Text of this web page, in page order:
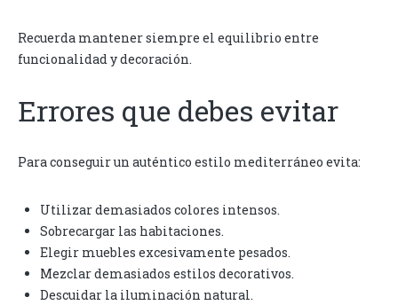
Recuerda mantener siempre el equilibrio entre
funcionalidad y decoración.
Errores que debes evitar
Para conseguir un auténtico estilo mediterráneo evita:
Utilizar demasiados colores intensos.
Sobrecargar las habitaciones.
Elegir muebles excesivamente pesados.
Mezclar demasiados estilos decorativos.
Descuidar la iluminación natural.